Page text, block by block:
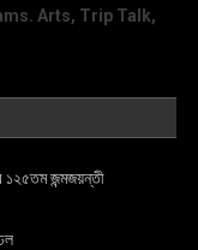
Arts, Trip Talk,
১২৫তম জন্মজয়ন্তী